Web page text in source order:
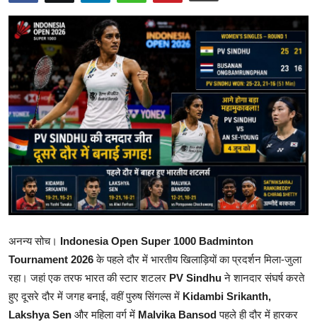
शिक्षा
राजस्थान
ट्रेंडिंग
Hindi
अनन्य सोच। Indonesia Open Super 1000 Badminton
Tournament 2026के पहले दौर में भारतीय खिलाड़ियों का प्रदर्शन मिला-जुला
रहा। जहां एक तरफ भारत की स्टार शटलर PV Sindhuने शानदार संघर्ष करते
हुए दूसरे दौर में जगह बनाई, वहीं पुरुष सिंगल्स में Kidambi Srikanth,
Lakshya Sen और महिला वर्ग में Malvika Bansodपहले ही दौर में हारकर